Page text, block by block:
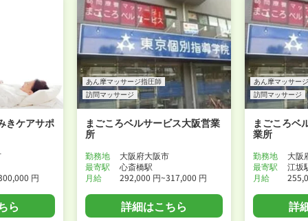
きケアサポ
円
ら
あん摩マッサージ指圧師
訪問マッサージ
まごころベルサービス大阪営業
所
勤務地
大阪府大阪市
最寄駅
心斎橋駅
月給
292,000 円~317,000 円
詳細はこちら
あん摩マッサー
訪問マッサージ
まごころベ
業所
勤務地
大阪
最寄駅
江坂
月給
詳